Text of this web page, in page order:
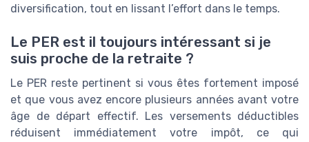
diversification, tout en lissant l’effort dans le temps.
Le PER est il toujours intéressant si je
suis proche de la retraite ?
Le PER reste pertinent si vous êtes fortement imposé
et que vous avez encore plusieurs années avant votre
âge de départ effectif. Les versements déductibles
réduisent immédiatement votre impôt, ce qui